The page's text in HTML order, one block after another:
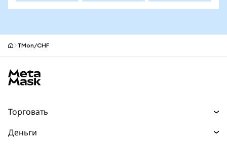
TMon/CHF
Торговать
Деньги